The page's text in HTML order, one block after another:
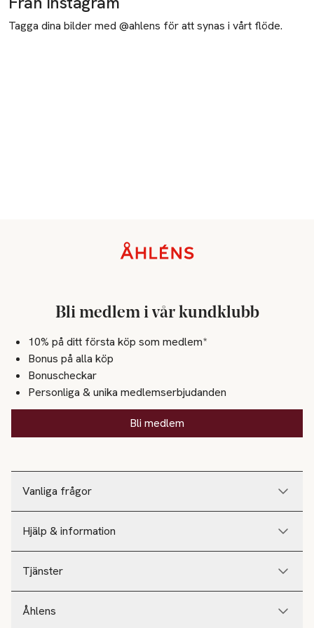
Tagga dina bilder med @ahlens för att synas i vårt flöde.
Vanliga frågor
Hjälp & information
Tjänster
Åhlens
Bli medlem i vår kundklubb
10% på ditt första köp som medlem*
Bonus på alla köp
Bonuscheckar
Personliga & unika medlemserbjudanden
Bli medlem